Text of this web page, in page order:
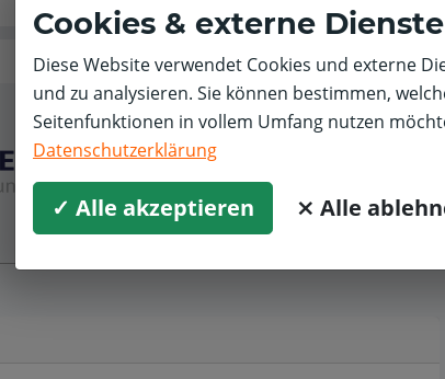
0%
Cookies & externe Dienste
Diese Website verwendet Cookies und externe
und zu analysieren. Sie können bestimmen,
Seitenfunktionen in vollem Umfang nutzen
Datenschutzerklärung
✓ Alle akzeptieren ⨯ Alle